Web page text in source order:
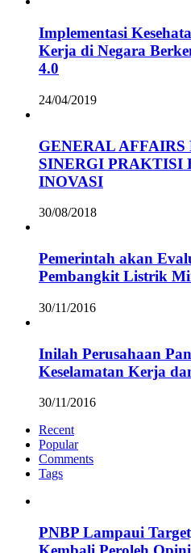
Implementasi
Kerja di Negara
4.0
24/04/2019
GENERAL AFFAIRS
SINERGI PRAKTISI
INOVASI
30/08/2018
Pemerintah akan
Pembangkit Listrik
30/11/2016
Inilah Perusahaan
Keselamatan Kerja
30/11/2016
Recent
Popular
Comments
Tags
PNBP Lampaui